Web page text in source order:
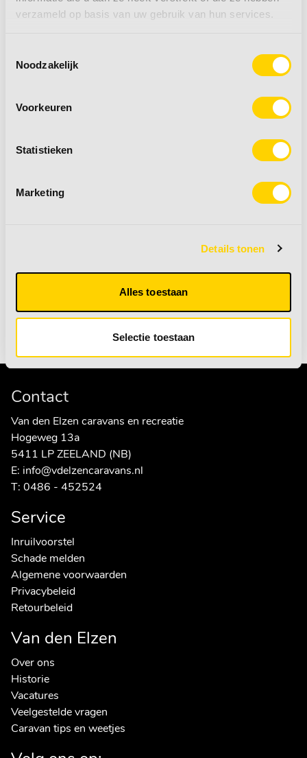
verzameld op basis van uw gebruik van hun services.
Noodzakelijk
Voorkeuren
Statistieken
Marketing
Details tonen
Alles toestaan
Selectie toestaan
naar producten naar producten
Contact
Van den Elzen caravans en recreatie
Hogeweg 13a
5411 LP ZEELAND (NB)
E: info@vdelzencaravans.nl
T: 0486 - 452524
Service
Inruilvoorstel
Schade melden
Algemene voorwaarden
Privacybeleid
Retourbeleid
Van den Elzen
Over ons
Historie
Vacatures
Veelgestelde vragen
Caravan tips en weetjes